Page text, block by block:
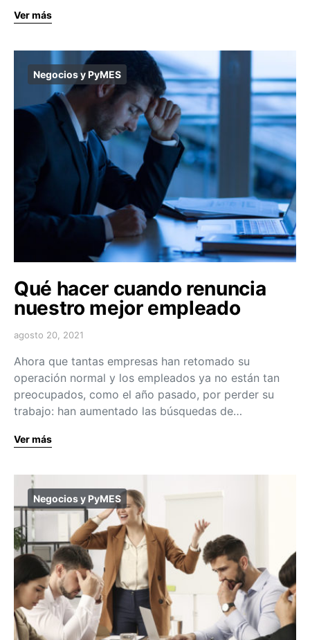
Ver más
Negocios y PyMES
Qué hacer cuando renuncia
nuestro mejor empleado
agosto 20, 2021
Ahora que tantas empresas han retomado su
operación normal y los empleados ya no están tan
preocupados, como el año pasado, por perder su
trabajo: han aumentado las búsquedas de…
Ver más
Negocios y PyMES